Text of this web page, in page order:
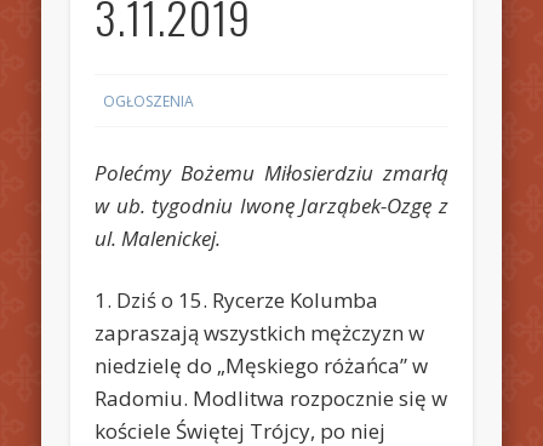
3.11.2019
OGŁOSZENIA
Polećmy Bożemu Miłosierdziu zmarłą
w ub. tygodniu Iwonę Jarząbek-Ozgę z
ul. Malenickej.
1. Dziś o 15. Rycerze Kolumba
zapraszają wszystkich mężczyzn w
niedzielę do „Męskiego różańca” w
Radomiu. Modlitwa rozpocznie się w
kościele Świętej Trójcy, po niej